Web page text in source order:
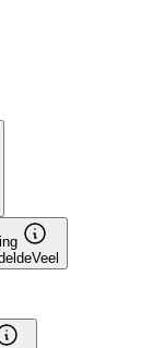
Veel